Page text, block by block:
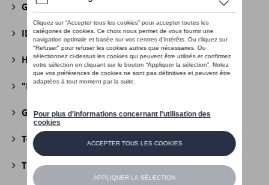
GTI Collection
ID Collection(22)
Héritage Collection(13)
"R" Collection(19)
Golf Collection(24)
T-Roc Collection(18)
Tiguan Collection(5)